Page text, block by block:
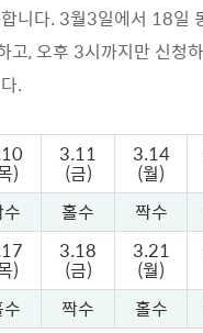
니다. 3월3일에서 18일
고, 오후 3시까지만 신청
.
)
3.11
(금)
3.14
(월)
홀수 짝수
)
3.18
(금)
3.21
(월)
짝수 홀수